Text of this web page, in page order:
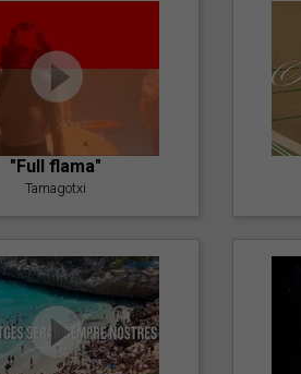
"Full flama"
Tamagotxi